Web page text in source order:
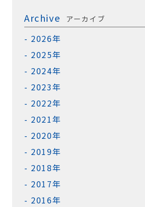
Archive アーカイブ
2026年
2025年
2024年
2023年
2022年
2021年
2020年
2019年
2018年
2017年
2016年